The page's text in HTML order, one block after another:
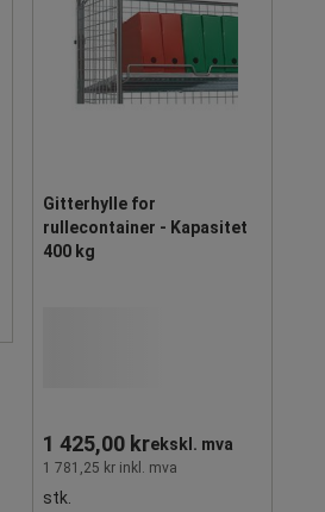
Gitterhylle for
rullecontainer - Kapasitet
400 kg
1 425,00 krekskl. mva
1 781,25 kr inkl. mva
stk.